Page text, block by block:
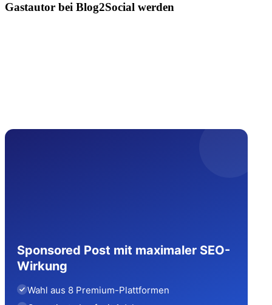
Gastautor bei Blog2Social werden
Sponsored Post mit maximaler SEO-
Wirkung
Wahl aus 8 Premium-Plattformen